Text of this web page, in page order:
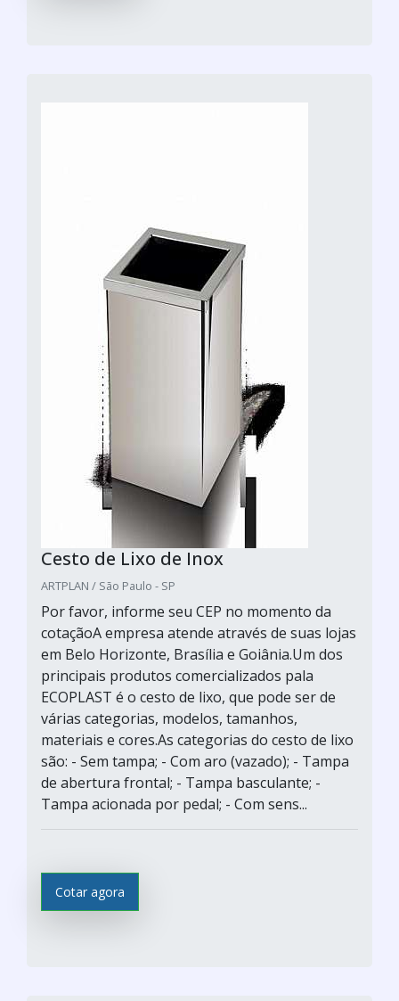
Cesto de Lixo de Inox
ARTPLAN / São Paulo - SP
Por favor, informe seu CEP no momento da
cotaçãoA empresa atende através de suas lojas
em Belo Horizonte, Brasília e Goiânia.Um dos
principais produtos comercializados pala
ECOPLAST é o cesto de lixo, que pode ser de
várias categorias, modelos, tamanhos,
materiais e cores.As categorias do cesto de lixo
são: - Sem tampa; - Com aro (vazado); - Tampa
de abertura frontal; - Tampa basculante; -
Tampa acionada por pedal; - Com sens...
Cotar agora